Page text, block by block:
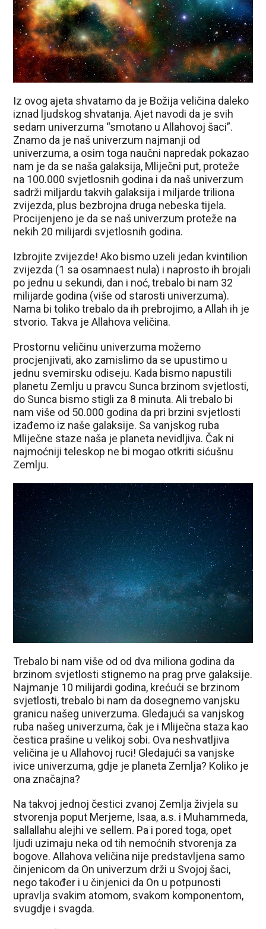
Iz ovog ajeta shvatamo da je Božija veličina daleko
iznad ljudskog shvatanja. Ajet navodi da je svih
sedam univerzuma “smotano u Allahovoj šaci”.
Znamo da je naš univerzum najmanji od
univerzuma, a osim toga naučni napredak pokazao
nam je da se naša galaksija, Mliječni put, proteže
na 100.000 svjetlosnih godina i da naš univerzum
sadrži miljardu takvih galaksija i miljarde triliona
zvijezda, plus bezbrojna druga nebeska tijela.
Procijenjeno je da se naš univerzum proteže na
nekih 20 milijardi svjetlosnih godina.
Izbrojite zvijezde! Ako bismo uzeli jedan kvintilion
zvijezda (1 sa osamnaest nula) i naprosto ih brojali
po jednu u sekundi, dan i noć, trebalo bi nam 32
milijarde godina (više od starosti univerzuma).
Nama bi toliko trebalo da ih prebrojimo, a Allah ih je
stvorio. Takva je Allahova veličina.
Prostornu veličinu univerzuma možemo
procjenjivati, ako zamislimo da se upustimo u
jednu svemirsku odiseju. Kada bismo napustili
planetu Zemlju u pravcu Sunca brzinom svjetlosti,
do Sunca bismo stigli za 8 minuta. Ali trebalo bi
nam više od 50.000 godina da pri brzini svjetlosti
izađemo iz naše galaksije. Sa vanjskog ruba
Mliječne staze naša je planeta nevidljiva. Čak ni
najmoćniji teleskop ne bi mogao otkriti sićušnu
Zemlju.
Trebalo bi nam više od od dva miliona godina da
brzinom svjetlosti stignemo na prag prve galaksije.
Najmanje 10 milijardi godina, krećući se brzinom
svjetlosti, trebalo bi nam da dosegnemo vanjsku
granicu našeg univerzuma. Gledajući sa vanjskog
ruba našeg univerzuma, čak je i Mliječna staza kao
čestica prašine u velikoj sobi. Ova neshvatljiva
veličina je u Allahovoj ruci! Gledajući sa vanjske
ivice univerzuma, gdje je planeta Zemlja? Koliko je
ona značajna?
Na takvoj jednoj čestici zvanoj Zemlja živjela su
stvorenja poput Merjeme, Isaa, a.s. i Muhammeda,
sallallahu alejhi ve sellem. Pa i pored toga, opet
ljudi uzimaju neka od tih nemoćnih stvorenja za
bogove. Allahova veličina nije predstavljena samo
činjenicom da On univerzum drži u Svojoj šaci,
nego također i u činjenici da On u potpunosti
upravlja svakim atomom, svakom komponentom,
svugdje i svagda.